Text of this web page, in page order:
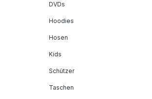
DVDs
Hoodies
Hosen
Kids
Schützer
Taschen